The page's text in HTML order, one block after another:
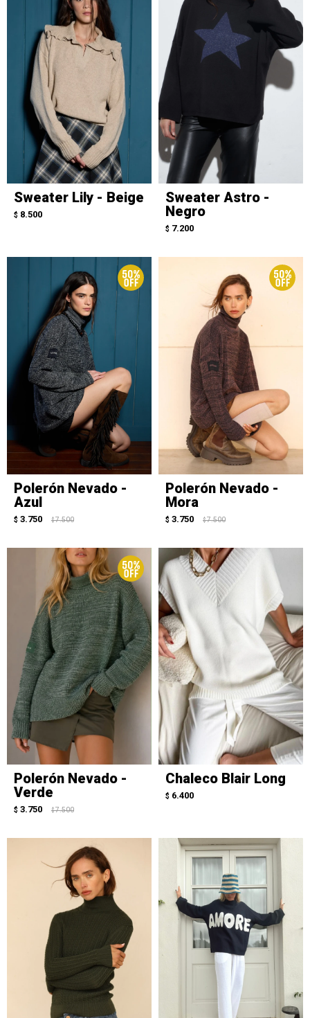
Sweater Lily - Beige
$ 8.500
Sweater Astro -
Negro
$ 7.200
Polerón Nevado -
Azul
$ 3.750 $ 7.500
Polerón Nevado -
Mora
$ 3.750 $ 7.500
Polerón Nevado -
Verde
$ 3.750 $ 7.500
Chaleco Blair Long
$ 6.400